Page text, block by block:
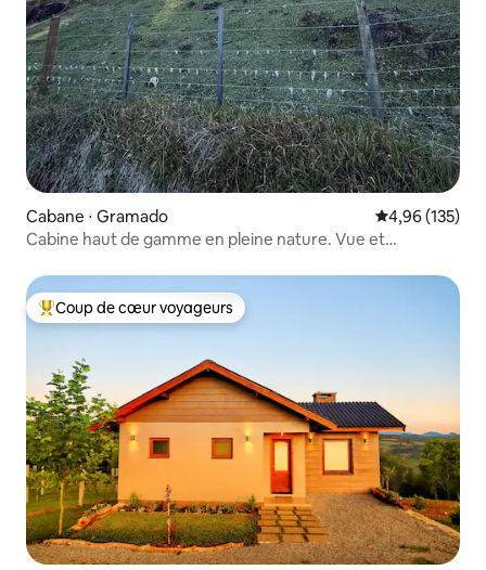
Cabane ⋅ Gramado Évaluation
4,96 (135)
Cabine haut de gamme en pleine nature. Vue et
Coups de cœur voyageurs les plus appréciés
Coup de cœur voyageurs